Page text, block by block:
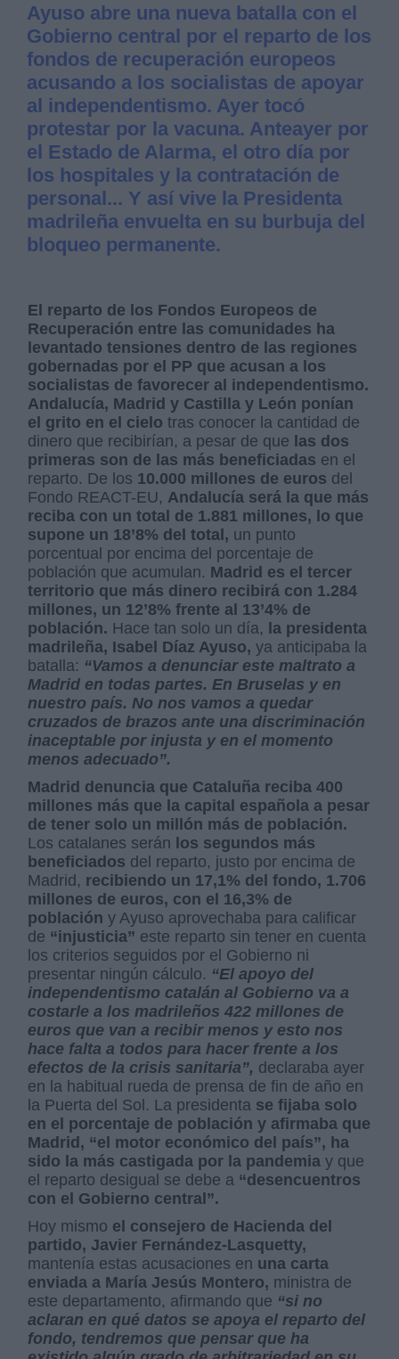
Ayuso abre una nueva batalla con el
Gobierno central por el reparto de los
fondos de recuperación europeos
acusando a los socialistas de apoyar
al independentismo. Ayer tocó
protestar por la vacuna. Anteayer por
el Estado de Alarma, el otro día por
los hospitales y la contratación de
personal... Y así vive la Presidenta
madrileña envuelta en su burbuja del
bloqueo permanente.
El reparto de los Fondos Europeos de
Recuperación entre las comunidades ha
levantado tensiones dentro de las regiones
gobernadas por el PP que acusan a los
socialistas de favorecer al independentismo.
Andalucía, Madrid y Castilla y León ponían
el grito en el cielo tras conocer la cantidad de
dinero que recibirían, a pesar de que las dos
primeras son de las más beneficiadas en el
reparto. De los 10.000 millones de euros del
Fondo REACT-EU, Andalucía será la que más
reciba con un total de 1.881 millones, lo que
supone un 18’8% del total, un punto
porcentual por encima del porcentaje de
población que acumulan. Madrid es el tercer
territorio que más dinero recibirá con 1.284
millones, un 12’8% frente al 13’4% de
población. Hace tan solo un día, la presidenta
madrileña, Isabel Díaz Ayuso, ya anticipaba la
batalla: “Vamos a denunciar este maltrato a
Madrid en todas partes. En Bruselas y en
nuestro país. No nos vamos a quedar
cruzados de brazos ante una discriminación
inaceptable por injusta y en el momento
menos adecuado”.
Madrid denuncia que Cataluña reciba 400
millones más que la capital española a pesar
de tener solo un millón más de población.
Los catalanes serán los segundos más
beneficiados del reparto, justo por encima de
Madrid, recibiendo un 17,1% del fondo, 1.706
millones de euros, con el 16,3% de
población y Ayuso aprovechaba para calificar
de “injusticia” este reparto sin tener en cuenta
los criterios seguidos por el Gobierno ni
presentar ningún cálculo. “El apoyo del
independentismo catalán al Gobierno va a
costarle a los madrileños 422 millones de
euros que van a recibir menos y esto nos
hace falta a todos para hacer frente a los
efectos de la crisis sanitaria”, declaraba ayer
en la habitual rueda de prensa de fin de año en
la Puerta del Sol. La presidenta se fijaba solo
en el porcentaje de población y afirmaba que
Madrid, “el motor económico del país”, ha
sido la más castigada por la pandemia y que
el reparto desigual se debe a “desencuentros
con el Gobierno central”.
Hoy mismo el consejero de Hacienda del
partido, Javier Fernández-Lasquetty,
mantenía estas acusaciones en una carta
enviada a María Jesús Montero, ministra de
este departamento, afirmando que “si no
aclaran en qué datos se apoya el reparto del
fondo, tendremos que pensar que ha